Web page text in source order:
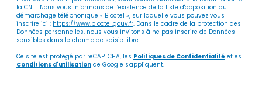
la CNIL. Nous vous informons de l’existence de la liste d'opposition au
démarchage téléphonique « Bloctel », sur laquelle vous pouvez vous
inscrire ici : https://www.bloctel.gouv.fr. Dans le cadre de la protection des
Données personnelles, nous vous invitons à ne pas inscrire de Données
sensibles dans le champ de saisie libre.
Ce site est protégé par reCAPTCHA, les Politiques de Confidentialité et es
Conditions d'utilisation de Google s'appliquent.